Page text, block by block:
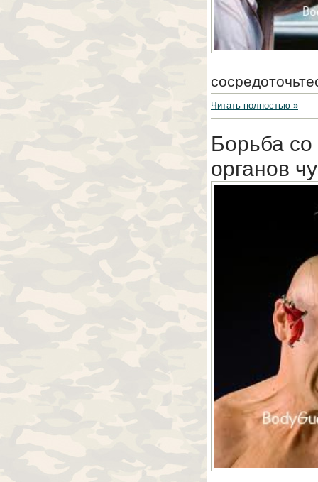
Читать полностью »
Борьба со
органов